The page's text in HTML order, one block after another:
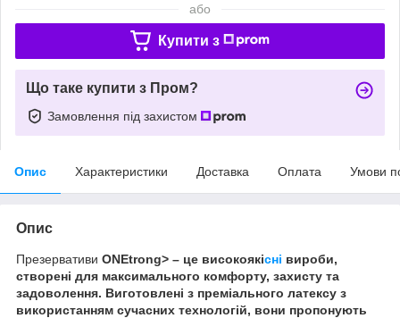
або
Купити з
Що таке купити з Пром?
Замовлення під захистом
Опис Характеристики Доставка Оплата Умови
Опис
Презервативи ONEtrong> – це високоякісні вироби,
створені для максимального комфорту, захисту та
задоволення. Виготовлені з преміального латексу з
використанням сучасних технологій, вони пропонують